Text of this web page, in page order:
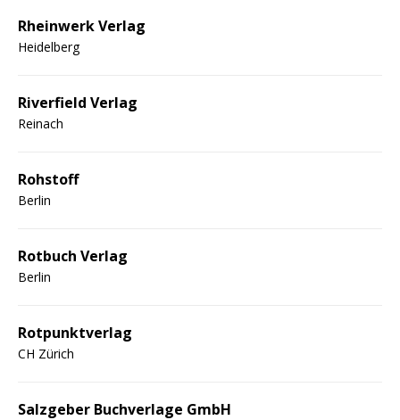
Rheinwerk Verlag
Heidelberg
Riverfield Verlag
Reinach
Rohstoff
Berlin
Rotbuch Verlag
Berlin
Rotpunktverlag
CH Zürich
Salzgeber Buchverlage GmbH